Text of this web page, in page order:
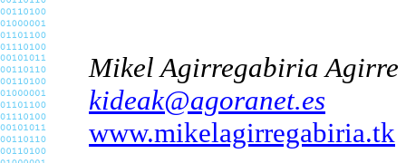
Mikel Agirregabiria Agirre
kideak@agoranet.es
www.mikelagirregabiria.tk